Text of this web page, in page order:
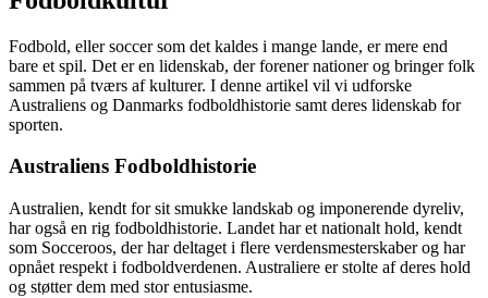
Fodbold, eller soccer som det kaldes i mange lande, er mere end
bare et spil. Det er en lidenskab, der forener nationer og bringer folk
sammen på tværs af kulturer. I denne artikel vil vi udforske
Australiens og Danmarks fodboldhistorie samt deres lidenskab for
sporten.
Australiens Fodboldhistorie
Australien, kendt for sit smukke landskab og imponerende dyreliv,
har også en rig fodboldhistorie. Landet har et nationalt hold, kendt
som Socceroos, der har deltaget i flere verdensmesterskaber og har
opnået respekt i fodboldverdenen. Australiere er stolte af deres hold
og støtter dem med stor entusiasme.